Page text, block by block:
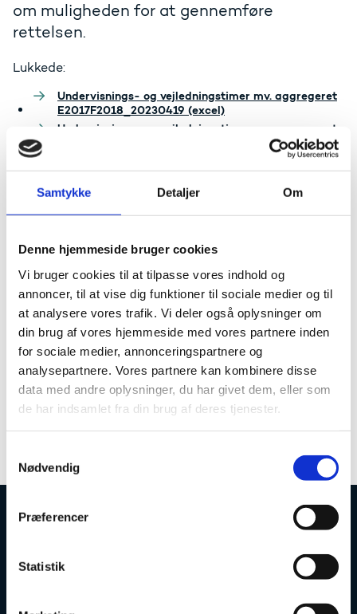
Samtykke Detaljer Om
Denne hjemmeside bruger cookies
Vi bruger cookies til at tilpasse vores indhold og
annoncer, til at vise dig funktioner til sociale medier og til
at analysere vores trafik. Vi deler også oplysninger om
din brug af vores hjemmeside med vores partnere inden
for sociale medier, annonceringspartnere og
analysepartnere. Vores partnere kan kombinere disse
data med andre oplysninger, du har givet dem, eller som
de har indsamlet fra din brug af deres tjenester.
Nødvendig
Præferencer
Statistik
om muligheden for at gennemføre
rettelsen.
Lukkede:
Undervisnings- og vejledningstimer mv. aggregeret
E2017F2018_20230419 (excel)
Undervisnings- og vejledningstimer mv. aggregeret
Undervisnings- og vejledningstimer mv. aggregeret
E2019F2020_20230608 (excel)
Undervisnings- og vejledningstimer mv. aggregeret
Undervisnings- og vejledningstimer mv. aggregeret
E2021F2022_20240606 (excel)
Undervisnings- og vejledningstimer mv. aggregeret
E2022F2023_20250611 (excel)
Undervisnings- og vejledningstimer mv. aggregeret
E2023F2024_20260608 (excel)
Åbne:
Undervisnings- og vejledningstimer mv. aggregeret